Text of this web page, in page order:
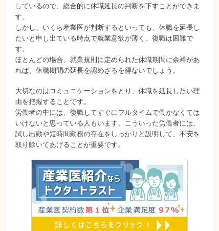
しているので、総合的に休職延長の判断を下すことができま
す。
しかし、いくら産業医が判断するといっても、休職を延長し
たいと申し出ている時点で就業意欲が薄く、復職は困難で
す。
ほとんどの場合、就業規則に定められた休職期間に余裕があ
れば、休職期間の延長を認めざるを得ないでしょう。
大切なのはコミュニケーションをとり、休職を延長したい理
由を把握することです。
労働者の中には、復職してすぐにフルタイムで働かなくては
いけないと思っている人もいます。こういった労働者には、
試し出勤や短時間勤務の存在をしっかりと説明して、不安を
取り除いてあげることが重要です。